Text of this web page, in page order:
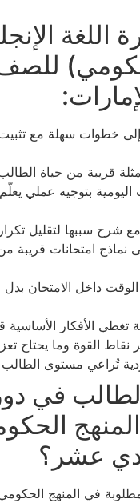
اللغة
خطوات سهلة مع
قريبة من حياة
اليومية بتوجيه عملي
شرح سببها لتقليل
امتحانات قريبة من
الوقت داخل الامتحان بدل
الأفكار الأساسية
نقاط القوة وما يحتاج
تُراعي مستوى
في
عشر؟
في المنهج